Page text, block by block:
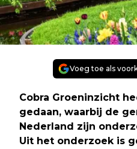
Voeg toe als
Cobra Groeninzicht
gedaan, waarbij de
Nederland zijn
Uit het onderzoek is